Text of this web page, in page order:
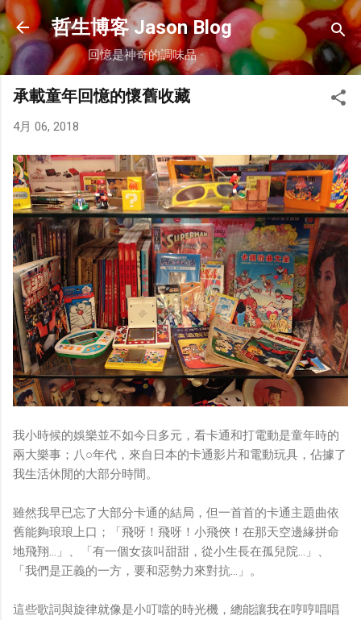
跳到主要內容
哲生博客 Jason Blog
回憶是神奇的調味品
承載童年回憶的懷舊收藏
4月 06, 2018
我小時候的娛樂並不如今日多元，看卡通和打電動是童年時的
兩大樂事；八○年代，來自日本的卡通影片和電動玩具，佔據了
我生活休閒的大部分時間。
雖然我早已忘了大部分卡通的結局，但一首首的卡通主題曲依
舊能夠琅琅上口；「飛呀！飛呀！小飛俠！在那天空邊緣拼命
地飛翔…」、「有一個女孩叫甜甜，從小生長在孤兒院…」、
「我們是正義的一方，要和惡勢力來對抗…」。
這些歌詞與旋律就像是小叮噹的時光機，總能讓我在哼哼唱唱